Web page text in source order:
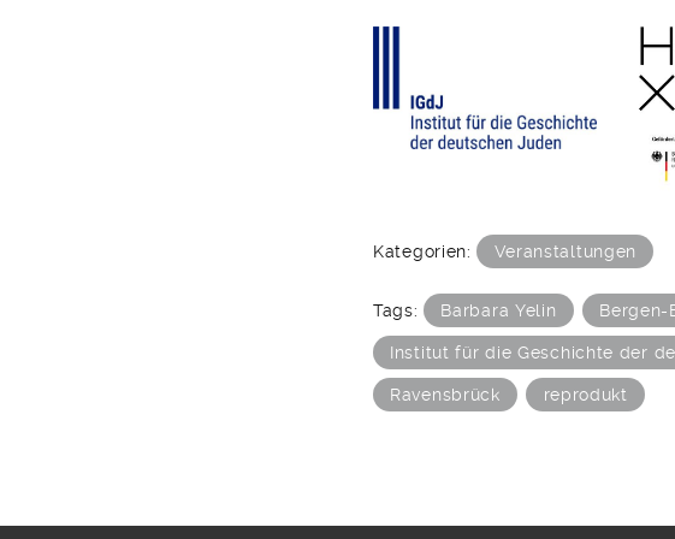
Kategorien: Veranstaltungen
Tags: Barbara Yelin Bergen-
Institut für die Geschichte der
Ravensbrück reprodukt